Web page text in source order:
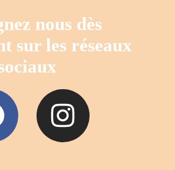
nous dès
sur les réseaux